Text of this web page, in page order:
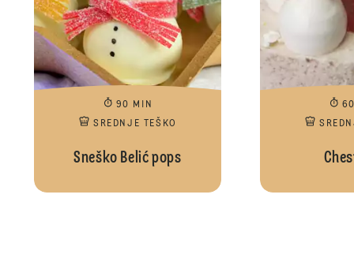
90 MIN
SREDNJE TEŠKO
Sneško Belić pops